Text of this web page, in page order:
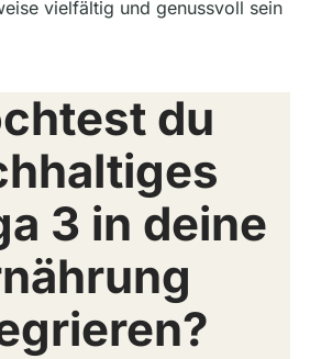
vielfältig und genussvoll sein
du
3 in deine